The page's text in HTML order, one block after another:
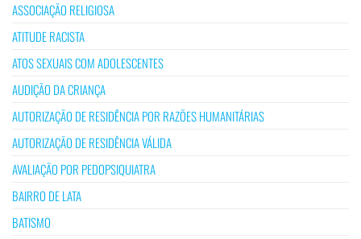
ASSOCIAÇÃO RELIGIOSA
ATITUDE RACISTA
ATOS SEXUAIS COM ADOLESCENTES
AUDIÇÃO DA CRIANÇA
AUTORIZAÇÃO DE RESIDÊNCIA POR RAZÕES HUMANITÁRIAS
AUTORIZAÇÃO DE RESIDÊNCIA VÁLIDA
AVALIAÇÃO POR PEDOPSIQUIATRA
BAIRRO DE LATA
BATISMO